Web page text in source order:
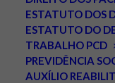
ESTATUTO DOS
ESTATUTO DO
TRABALHO PCD
PREVIDÊNCIA
AUXÍLIO